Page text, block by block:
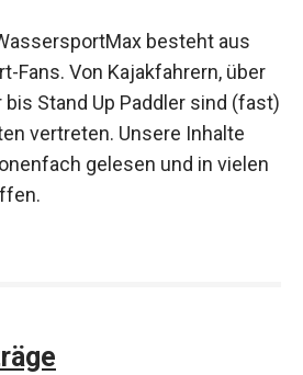
besteht aus
Fans. Von Kajakfahrern, über
bis Stand Up Paddler sind (fast)
vertreten. Unsere Inhalte
gelesen und in vielen